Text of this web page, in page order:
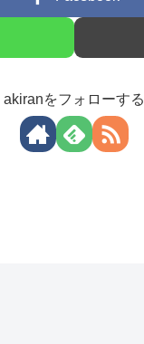
akiranをフォローする